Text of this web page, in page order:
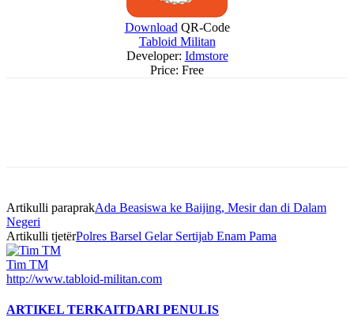
Download QR-Code
Tabloid Militan
Developer: Idmstore
Price: Free
Artikulli paraprakAda Beasiswa ke Baijing, Mesir dan di Dalam
Negeri
Artikulli tjetërPolres Barsel Gelar Sertijab Enam Pama
Tim TM
http://www.tabloid-militan.com
ARTIKEL TERKAITDARI PENULIS